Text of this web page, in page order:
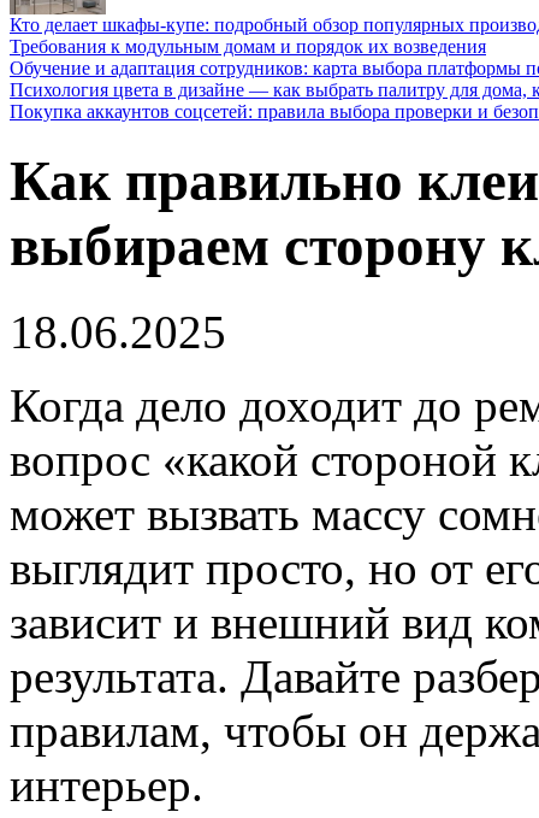
Кто делает шкафы-купе: подробный обзор популярных
Требования к модульным домам и порядок их возведения
Обучение и адаптация сотрудников: карта выбора платформы
Психология цвета в дизайне — как выбрать палитру для дома,
Покупка аккаунтов соцсетей: правила выбора проверки и
Как правильно
выбираем сторону
18.06.2025
Когда дело доходит до
вопрос «какой стороной
может вызвать массу
выглядит просто, но от
зависит и внешний вид
результата. Давайте
правилам, чтобы он
интерьер.